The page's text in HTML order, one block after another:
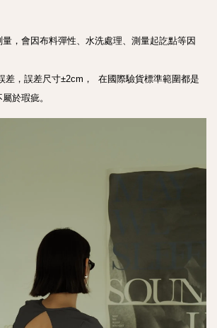
，會因布料彈性、水洗處理、測量起訖點等因